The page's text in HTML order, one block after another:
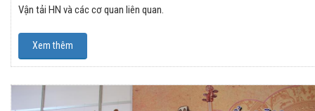
Vận tải HN và các cơ quan liên quan.
Xem thêm